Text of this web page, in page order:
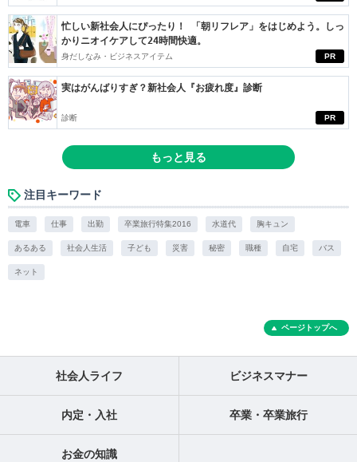
PR
忙しい新社会人にぴったり！ 「朝リフレア」をはじめよう。しっ
かりニオイケアして24時間快適。
身だしなみ・ビジネスアイテム
PR
実はがんばりすぎ？新社会人『お疲れ度』診断
診断
もっと見る
注目キーワード
電車 仕事 出勤 卒業旅行特集2016 水道代 胸キュン
あるある 社会人生活 子ども 災害 秘密 職種 自宅 バス
ネット
ページトップへ
社会人ライフ ビジネスマナー
内定・入社 卒業・卒業旅行
お金の知識